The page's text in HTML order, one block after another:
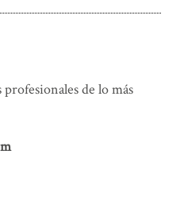
de lo más